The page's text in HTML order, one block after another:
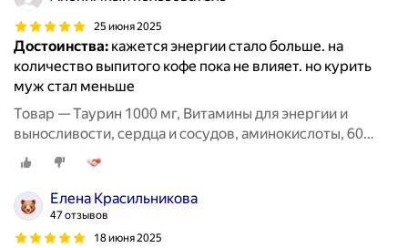
25 июня 2025
Достоинства: кажется энергии стало больше. на
количество выпитого кофе пока не влияет. но курить
муж стал меньше
Товар — Таурин 1000 мг, Витамины для энергии и
выносливости, сердца и сосудов, аминокислоты, 60
капсул / MedCraft
Елена Красильникова
47 отзывов
18 июня 2025